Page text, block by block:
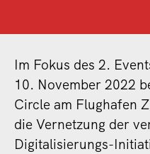
Im Fokus des 2.
10. November 2022
Circle am Flughafen
die Vernetzung der
Digitalisierungs-